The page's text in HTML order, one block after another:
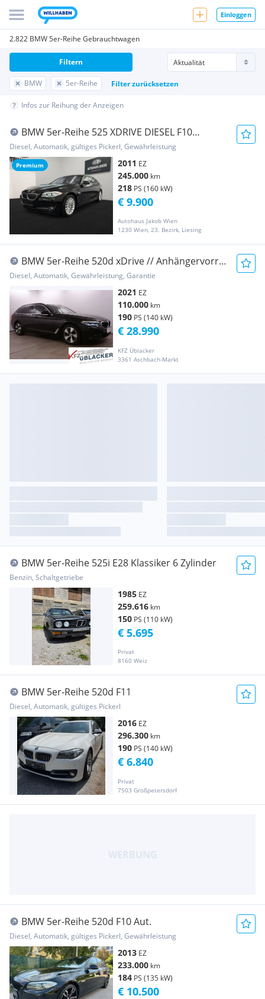
Einloggen
2.822 BMW 5er-Reihe Gebrauchtwagen
BMW 5er-Reihe Filter zurücksetzen
Filtern
Infos zur Reihung der Anzeigen
Premium
BMW 5er-Reihe 525 XDRIVE DIESEL F10
****AUTOMATIK-TEMPOMAT-KA...
Diesel, Automatik, gültiges Pickerl, Gewährleistung
2011 EZ
245.000 km
218 PS (160 kW)
Autohaus Jakob Wien
1230 Wien, 23. Bezirk, Liesing
€ 9.900
BMW 5er-Reihe 520d xDrive // Anhängervorr.//
Sportsitze//
Diesel, Automatik, Gewährleistung, Garantie
2021 EZ
110.000 km
190 PS (140 kW)
KFZ Üblacker
3361 Aschbach-Markt
€ 28.990
BMW 5er-Reihe 525i E28 Klassiker 6 Zylinder
Benzin, Schaltgetriebe
1985 EZ
259.616 km
150 PS (110 kW)
Privat
8160 Weiz
€ 5.695
BMW 5er-Reihe 520d F11
Diesel, Automatik, gültiges Pickerl
2016 EZ
296.300 km
190 PS (140 kW)
Privat
7503 Großpetersdorf
€ 6.840
BMW 5er-Reihe 520d F10 Aut.
Diesel, Automatik, gültiges Pickerl, Gewährleistung
2013 EZ
233.000 km
184 PS (135 kW)
€ 10.500